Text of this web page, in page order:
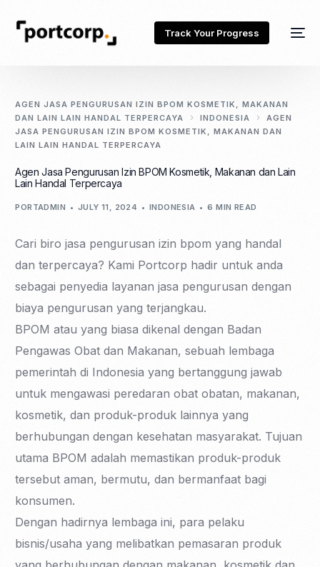
Track Your Progress
AGEN JASA PENGURUSAN IZIN BPOM KOSMETIK, MAKANAN
DAN LAIN LAIN HANDAL TERPERCAYA
INDONESIA
AGEN
JASA PENGURUSAN IZIN BPOM KOSMETIK, MAKANAN DAN
LAIN LAIN HANDAL TERPERCAYA
Agen Jasa Pengurusan Izin BPOM Kosmetik, Makanan dan Lain
Lain Handal Terpercaya
PORTADMIN JULY 11, 2024 INDONESIA 6 MIN READ
Cari biro jasa pengurusan izin bpom yang handal
dan terpercaya? Kami Portcorp hadir untuk anda
sebagai penyedia layanan jasa pengurusan dengan
biaya pengurusan yang terjangkau.
BPOM atau yang biasa dikenal dengan Badan
Pengawas Obat dan Makanan, sebuah lembaga
pemerintah di Indonesia yang bertanggung jawab
untuk mengawasi peredaran obat obatan, makanan,
kosmetik, dan produk-produk lainnya yang
berhubungan dengan kesehatan masyarakat. Tujuan
utama BPOM adalah memastikan produk-produk
tersebut aman, bermutu, dan bermanfaat bagi
konsumen.
Dengan hadirnya lembaga ini, para pelaku
bisnis/usaha yang melibatkan pemasaran produk